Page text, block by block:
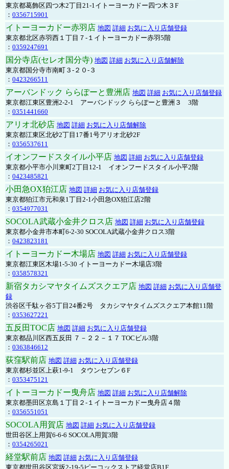
東京都葛飾区四つ木2丁目21-1イトーヨーカドー四つ木３F
： 0356715901
イトーヨーカドー赤羽店 地図 詳細 お気に入り店舗登録
東京都北区赤羽西１丁目７-１イトーヨーカドー赤羽5階
： 0359247691
国分寺店(セレオ国分寺) 地図 詳細 お気に入り店舗解除
東京都国分寺市南町３-２０-３
： 0423266511
アーバンドック ららぽーと豊洲店 地図 詳細 お気に入り店舗登録
東京都江東区豊洲2-2-1 アーバンドック ららぽーと豊洲３ 3階
： 0351441660
アリオ北砂店 地図 詳細 お気に入り店舗解除
東京都江東区北砂2丁目17番1号アリオ北砂2F
： 0356537611
イオンフードスタイル小平店 地図 詳細 お気に入り店舗登録
東京都小平市小川東町2丁目12-1 イオンフードスタイル小平2階
： 0423485821
小田急OX狛江店 地図 詳細 お気に入り店舗登録
東京都狛江市元和泉1丁目2-1小田急OX狛江店2階
： 0354977031
SOCOLA武蔵小金井クロス店 地図 詳細 お気に入り店舗登録
東京都小金井市本町6-2-30 SOCOLA武蔵小金井クロス3階
： 0423823181
イトーヨーカドー木場店 地図 詳細 お気に入り店舗登録
東京都江東区木場1-5-30 イトーヨーカドー木場店3階
： 0358578321
新宿タカシマヤタイムズスクエア店 地図 詳細 お気に入り店舗登
録
渋谷区千駄ヶ谷5丁目24番2号 タカシマヤタイムズスクエア本館11階
： 0353627221
五反田TOC店 地図 詳細 お気に入り店舗登録
東京都品川区西五反田 ７－２２－１７ TOCビル3階
： 0363846612
荻窪駅前店 地図 詳細 お気に入り店舗登録
東京都杉並区上萩1-9-1 タウンセブン６F
： 0353475121
イトーヨーカドー曳舟店 地図 詳細 お気に入り店舗解除
東京都墨田区京島１丁目２-１イトーヨーカドー曳舟店４階
： 0356551051
SOCOLA用賀店 地図 詳細 お気に入り店舗登録
世田谷区上用賀6-6-6 SOCOLA用賀3階
： 0354265021
経堂駅前店 地図 詳細 お気に入り店舗登録
東京都世田谷区宮坂2-19-5ピーコックストア経堂店B1F